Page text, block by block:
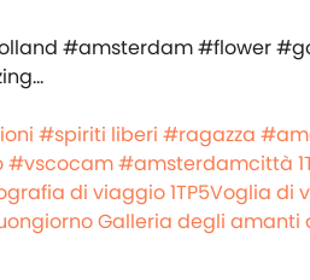
#spiriti liberi #ragazza
#vscocam#amsterdamcittà
di viaggio1TP5Voglia di
Galleria degli amanti